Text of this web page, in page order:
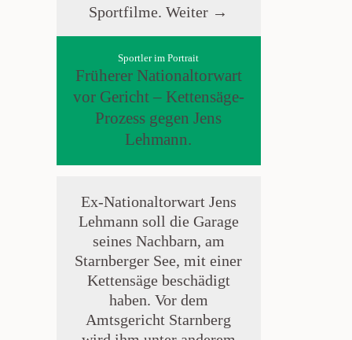
Sportfilme. Weiter →
Sportler im Portrait
Früherer Nationaltorwart
vor Gericht – Kettensäge-
Prozess gegen Jens
Lehmann.
Ex-Nationaltorwart Jens
Lehmann soll die Garage
seines Nachbarn, am
Starnberger See, mit einer
Kettensäge beschädigt
haben. Vor dem
Amtsgericht Starnberg